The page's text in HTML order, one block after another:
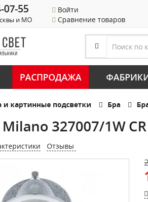
07-55
и МО
Войти
Сравнение товаров
РАСПРОДАЖА
и картинные подсветки Бра
327007/1W CR
Отзывы